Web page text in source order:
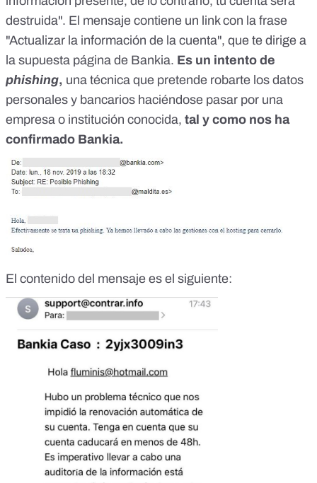
destruida". El mensaje contiene un link con la frase
"Actualizar la información de la cuenta", que te dirige a
la supuesta página de Bankia. Es un intento de
phishing, una técnica que pretende robarte los datos
personales y bancarios haciéndose pasar por una
empresa o institución conocida, tal y como nos ha
confirmado Bankia.
El contenido del mensaje es el siguiente: